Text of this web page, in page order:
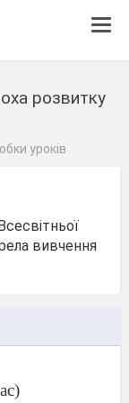
розвитку
уроків
вивчення